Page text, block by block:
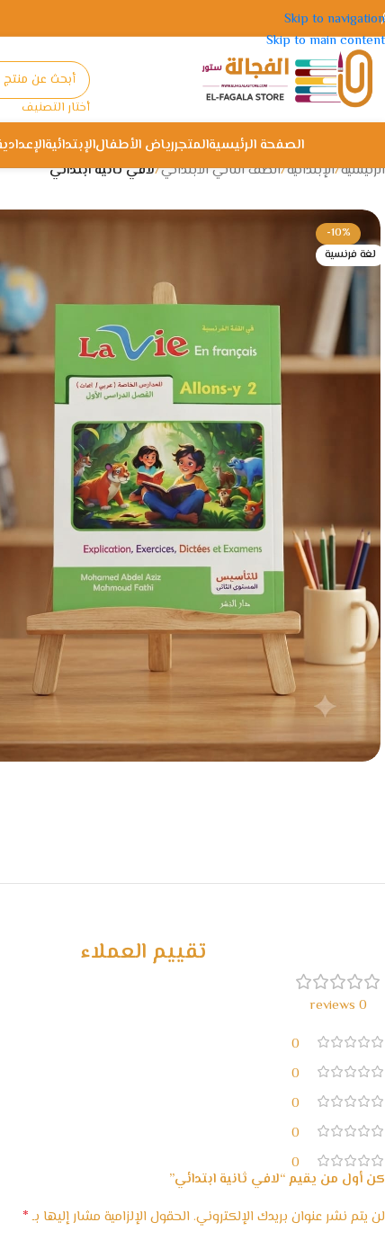
Skip to navigation
Skip to main content
أختار التصنيف
الصفحة الرئيسيةالمتجررياض الأطفالالإبتدائية
الرئيسية/الإبتدائية/الصف الثاني الأبتدائي/لافي ثانية ابتدائي
-10%
لغة فرنسية
تقييم العملاء
0 reviews
0
0
0
0
0
كن أول من يقيم “لافي ثانية ابتدائي”
لن يتم نشر عنوان بريدك الإلكتروني. الحقول الإلزامية مشار إليها بـ*